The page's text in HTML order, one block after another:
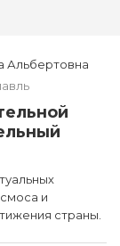
Альбертовна
и
страны.